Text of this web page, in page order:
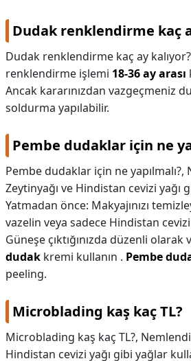
Dudak renklendirme kaç
Dudak renklendirme kaç ay
renklendirme işlemi 18-36 ay arası
Ancak kararınızdan vazgeçmeniz
soldurma yapılabilir.
Pembe dudaklar için ne
Pembe dudaklar için ne yapılmalı?,
Zeytinyağı ve Hindistan cevizi yağı
Yatmadan önce: Makyajınızı
vazelin veya sadece Hindistan cevizi
Güneşe çıktığınızda düzenli olarak
dudak kremi kullanın . Pembe
peeling.
Microblading kaş kaç TL?
Microblading kaş kaç TL?,
Hindistan cevizi yağı gibi yağlar